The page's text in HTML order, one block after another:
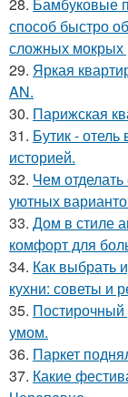
способ быстро
сложных мокрых
29. Яркая
AN.
30. Парижская
31. Бутик -
историей.
32. Чем
уютных
33. Дом в стиле
комфорт для
34. Как выбрать
кухни: советы и
35. Постирочный
умом.
36. Паркет
37. Какие